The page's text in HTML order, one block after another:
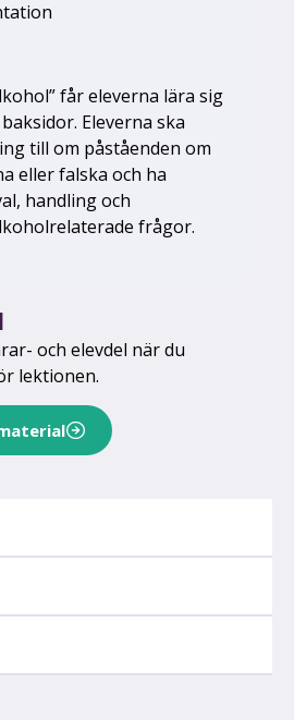
får eleverna lära sig
Eleverna ska
till om påståenden om
eller falska och ha
handling och
frågor.
och elevdel när du
lektionen.